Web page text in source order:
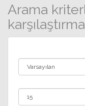
Arama
karşılaştırma